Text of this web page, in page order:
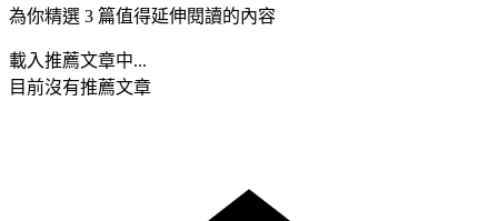
為你精選 3 篇值得延伸閱讀的內容
載入推薦文章中...
目前沒有推薦文章